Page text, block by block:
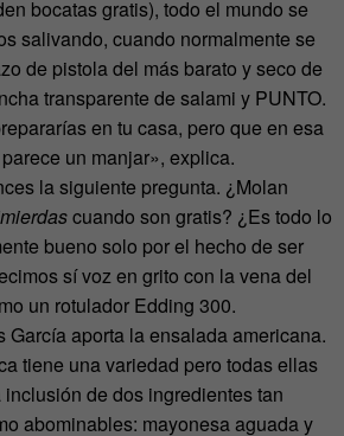
bocatas gratis), todo el mundo se
salivando, cuando normalmente se
de pistola del más barato y seco de
transparente de salami y PUNTO.
en tu casa, pero que en esa
un manjar», explica.
la siguiente pregunta. ¿Molan
cuando son gratis? ¿Es todo lo
bueno solo por el hecho de ser
sí voz en grito con la vena del
un rotulador Edding 300.
García aporta la ensalada americana.
tiene una variedad pero todas ellas
de dos ingredientes tan
abominables: mayonesa aguada y